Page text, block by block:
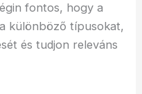
fontos, hogy a
különböző típusokat,
és tudjon releváns